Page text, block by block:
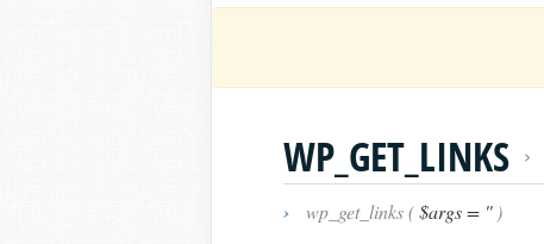
WP_GET_LINKS ›
› wp_get_links ($args = '')